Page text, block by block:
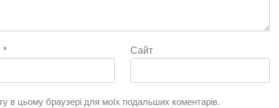
* Сайт
в цьому браузері для моїх подальших коментарів.